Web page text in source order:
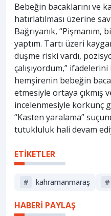
Bebeğin bacaklarını ve
hatırlatılması üzerine
Bağrıyanık, “Pişmanım,
yaptım. Tartı üzeri
düşme riski vardı,
çalışıyordum,”
hemşirenin bebeğin
etmesiyle ortaya çıkmış
incelenmesiyle korkunç
“Kasten yaralama”
tutukluluk hali devam
ETİKETLER
# kahramanmaraş #
HABERİ PAYLAŞ